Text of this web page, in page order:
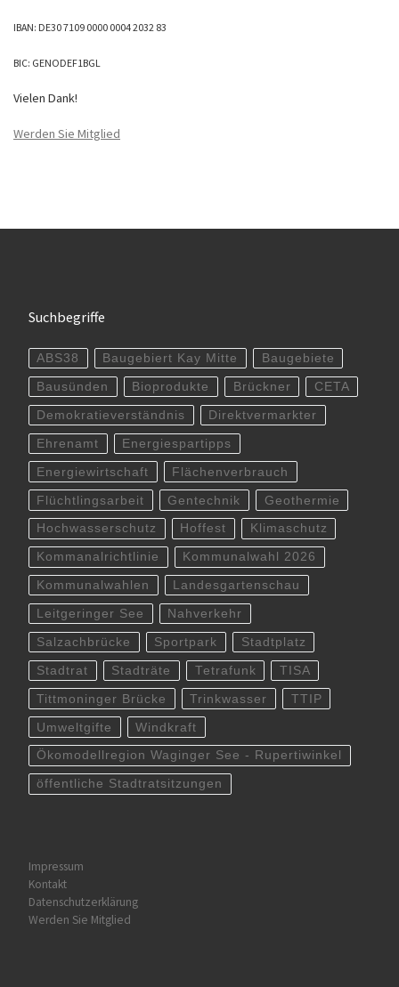
IBAN: DE30 7109 0000 0004 2032 83
BIC: GENODEF1BGL
Vielen Dank!
Werden Sie Mitglied
Suchbegriffe
ABS38 Baugebiert Kay Mitte Baugebiete
Bausünden Bioprodukte Brückner CETA
Demokratieverständnis Direktvermarkter
Ehrenamt Energiespartipps
Energiewirtschaft Flächenverbrauch
Flüchtlingsarbeit Gentechnik Geothermie
Hochwasserschutz Hoffest Klimaschutz
Kommanalrichtlinie Kommunalwahl 2026
Kommunalwahlen Landesgartenschau
Leitgeringer See Nahverkehr
Salzachbrücke Sportpark Stadtplatz
Stadtrat Stadträte Tetrafunk TISA
Tittmoninger Brücke Trinkwasser TTIP
Umweltgifte Windkraft
Ökomodellregion Waginger See - Rupertiwinkel
öffentliche Stadtratsitzungen
Impressum
Kontakt
Datenschutzerklärung
Werden Sie Mitglied